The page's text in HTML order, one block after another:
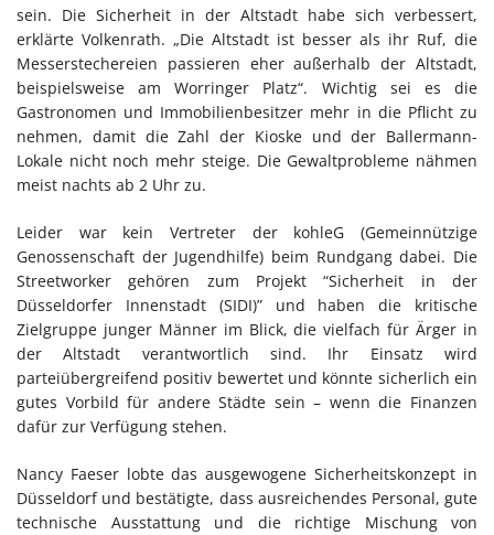
sein. Die Sicherheit in der Altstadt habe sich verbessert,
erklärte Volkenrath. „Die Altstadt ist besser als ihr Ruf, die
Messerstechereien passieren eher außerhalb der Altstadt,
beispielsweise am Worringer Platz“. Wichtig sei es die
Gastronomen und Immobilienbesitzer mehr in die Pflicht zu
nehmen, damit die Zahl der Kioske und der Ballermann-
Lokale nicht noch mehr steige. Die Gewaltprobleme nähmen
meist nachts ab 2 Uhr zu.
Leider war kein Vertreter der kohleG (Gemeinnützige
Genossenschaft der Jugendhilfe) beim Rundgang dabei. Die
Streetworker gehören zum Projekt “Sicherheit in der
Düsseldorfer Innenstadt (SIDI)” und haben die kritische
Zielgruppe junger Männer im Blick, die vielfach für Ärger in
der Altstadt verantwortlich sind. Ihr Einsatz wird
parteiübergreifend positiv bewertet und könnte sicherlich ein
gutes Vorbild für andere Städte sein – wenn die Finanzen
dafür zur Verfügung stehen.
Nancy Faeser lobte das ausgewogene Sicherheitskonzept in
Düsseldorf und bestätigte, dass ausreichendes Personal, gute
technische Ausstattung und die richtige Mischung von